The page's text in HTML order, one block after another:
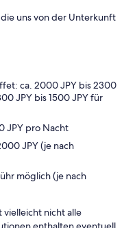
uns von der Unterkunft
ca. 2000 JPY bis 2300
JPY bis 1500 JPY für
JPY pro Nacht
JPY (je nach
möglich (je nach
nicht alle